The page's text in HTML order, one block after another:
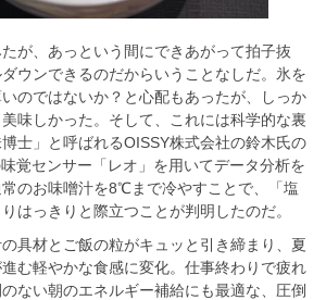
が、あっという間にできあがって拍子抜
ウンできるのだからいうことなしだ。氷を
のではないか？と心配もあったが、しっか
味しかった。そして、これには科学的な裏
士」と呼ばれるOISSY株式会社の鈴木氏の
覚センサー「レオ」を用いてデータ分析を
のお味噌汁を8℃まで冷やすことで、「塩
はっきりと際立つことが判明したのだ。
具材とご飯の粒がキュッと引き締まり、夏
む軽やかな食感に変化。仕事終わりで疲れ
ない朝のエネルギー補給にも最適な、圧倒